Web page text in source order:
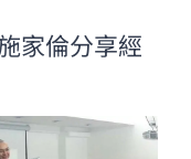
家倫分享經